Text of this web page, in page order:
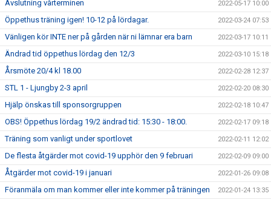
Avslutning vårterminen 2022-05-17 10:00
Öppethus träning igen! 10-12 på lördagar. 2022-03-24 07:53
Vänligen kör INTE ner på gården när ni lämnar era barn 2022-03-17 10:11
Ändrad tid öppethus lördag den 12/3 2022-03-10 15:18
Årsmöte 20/4 kl 18.00 2022-02-28 12:37
STL 1 - Ljungby 2-3 april 2022-02-20 08:30
Hjälp önskas till sponsorgruppen 2022-02-18 10:47
OBS! Öppethus lördag 19/2 ändrad tid: 15:30 - 18:00. 2022-02-17 09:18
Träning som vanligt under sportlovet 2022-02-11 12:02
De flesta åtgärder mot covid-19 upphör den 9 februari 2022-02-09 09:00
Åtgärder mot covid-19 i januari 2022-01-26 09:08
Föranmäla om man kommer eller inte kommer på träningen 2022-01-24 13:35